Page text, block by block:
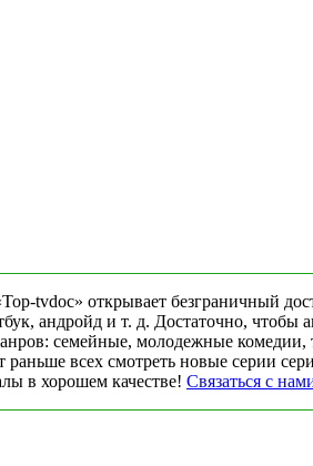
tvdoc» открывает безграничный
андройд и т. д. Достаточно, чтобы
семейные, молодежные
всех смотреть новые серии
в хорошем качестве! Связаться с